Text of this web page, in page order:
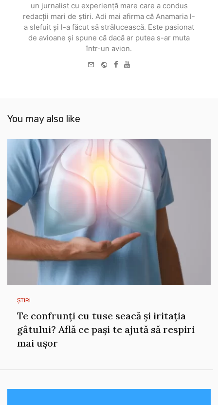
un jurnalist cu experiență mare care a condus
redacții mari de știri. Adi mai afirma că Anamaria l-
a slefuit și l-a făcut să strălucească. Este pasionat
de avioane și spune că dacă ar putea s-ar muta
într-un avion.
e-
WebsiteFacebook
You may also like
ȘTIRI
Te confrunți cu tuse seacă și iritația
gâtului? Află ce pași te ajută să respiri
mai ușor